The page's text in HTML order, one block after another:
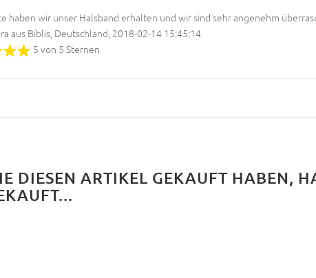
haben wir unser Halsband erhalten und wir sind sehr angenehm
aus Biblis, Deutschland, 2018-02-14 15:45:14
5 von 5 Sternen
DIESEN ARTIKEL GEKAUFT HABEN,